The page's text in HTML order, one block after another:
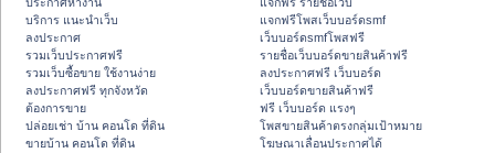
บริการ แนะนำเว็บ
ลงประกาศ
รวมเว็บประกาศฟรี
รวมเว็บซื้อขาย ใช้งานง่าย
ลงประกาศฟรี ทุกจังหวัด
ต้องการขาย
ปล่อยเช่า บ้าน คอนโด ที่ดิน
ขายบ้าน คอนโด ที่ดิน
แจกฟรีโพสเว็บบอร์ดsmf
เว็บบอร์ดsmfโพสฟรี
รายชื่อเว็บบอร์ดขายสินค้าฟรี
ลงประกาศฟรี เว็บบอร์ด
เว็บบอร์ดขายสินค้าฟรี
ฟรี เว็บบอร์ด แรงๆ
โพสขายสินค้าตรงกลุ่มเป้าหมาย
โฆษณาเลื่อนประกาศได้